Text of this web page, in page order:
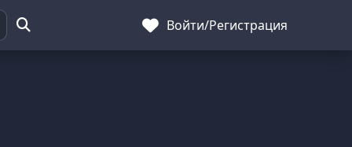
Войти/Регистрация